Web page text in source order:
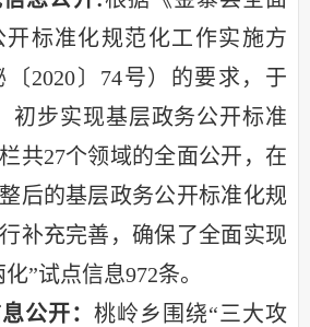
标准化规范化工作实施方
〔 2020〕74号）的要求， 于
初步实现基层政务公开标准
共27个领域的全面公开 ，在
后的基层政务公开标准化规
补充完善，确保了全面实现
”试点信息972条。
公开： 桃岭乡围绕“三大攻